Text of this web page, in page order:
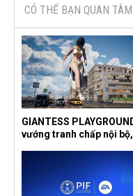
CÓ THỂ BẠN QUAN TÂM
GIANTESS
vướng tranh chấp nội bộ,
ngầm chiếm đoạt doanh